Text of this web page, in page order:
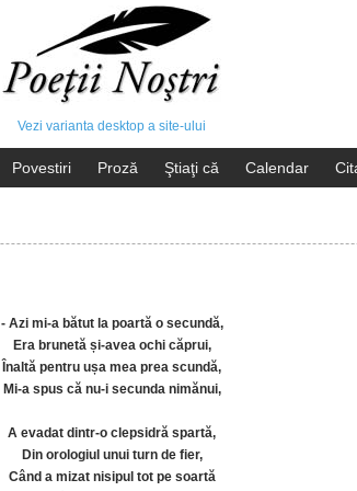
Vezi varianta desktop a site-ului
Povestiri Proză Ştiaţi că Calendar
- Azi mi-a bătut la poartă o secundă,
Era brunetă și-avea ochi căprui,
Înaltă pentru ușa mea prea scundă,
Mi-a spus că nu-i secunda nimănui,
A evadat dintr-o clepsidră spartă,
Din orologiul unui turn de fier,
Când a mizat nisipul tot pe soartă